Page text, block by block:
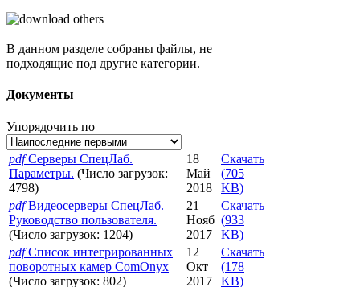
В данном разделе собраны файлы, не
подходящие под другие категории.
Документы
Упорядочить по
pdf Серверы СпецЛаб.
Параметры. (Число загрузок:
4798)
18
Май
2018
Скачать
(705
KB)
pdf Видеосерверы СпецЛаб.
Руководство пользователя.
(Число загрузок: 1204)
21
Нояб
2017
Скачать
(933
KB)
pdf Список интегрированных
поворотных камер ComOnyx
(Число загрузок: 802)
12
Окт
2017
Скачать
(178
KB)